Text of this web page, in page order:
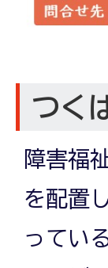
つく
障害福
を配置
ってい